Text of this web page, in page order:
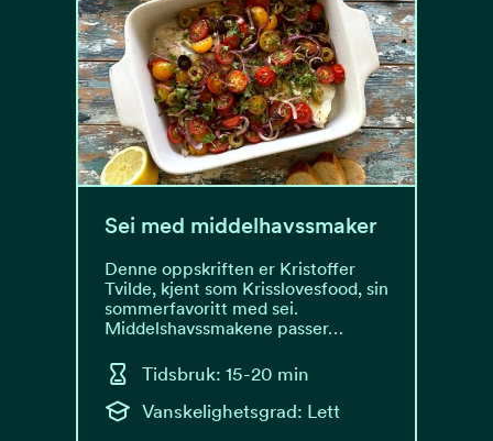
Sei med middelhavssmaker
Denne oppskriften er Kristoffer
Tvilde, kjent som Krisslovesfood, sin
sommerfavoritt med sei.
Middelshavssmakene passer…
Tidsbruk: 15-20 min
Vanskelighetsgrad: Lett